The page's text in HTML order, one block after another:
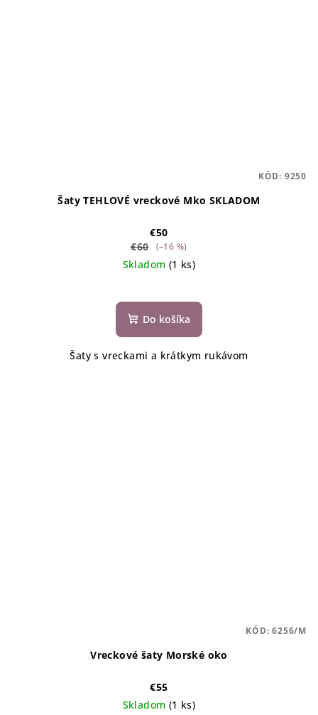
Šaty TEHLOVÉ vreckové Mko SKLADOM
€50
€60
(–16 %)
Skladom (1 ks)
Do košíka
Šaty s vreckami a krátkym rukávom
KÓD: 9250
Vreckové šaty Morské oko
€55
Skladom (1 ks)
KÓD:6256/M